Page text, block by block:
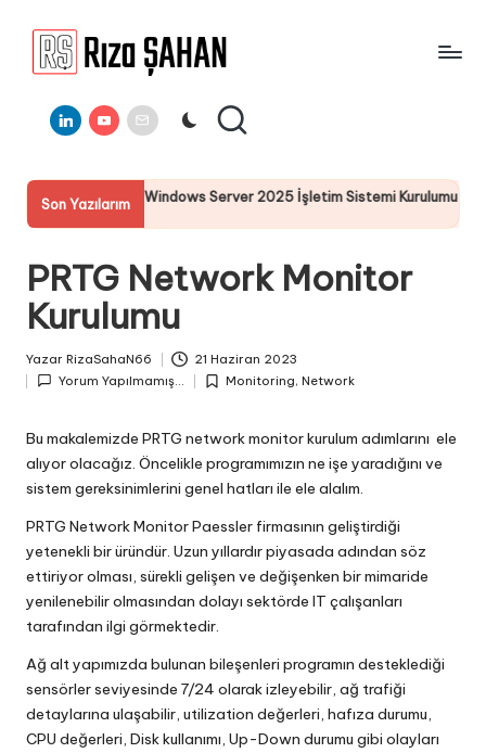
a
Ş
A
H
A
N
Bilgi
Paylaşım
LinkedinYoutube
E-
Mail
Son Yazılarım
Server 2025 İşletim Sistemi Kurulumu Server 2025
19 Temmuz 2025
PRTG Network Monitor
Kurulumu
by
Yazar RizaSahaN66
21 Haziran 2023
Yorum Yapılmamış...
Posted
Monitoring,Network
Bu makalemizde PRTG network monitor kurulum adımlarını ele
alıyor olacağız. Öncelikle programımızın ne işe yaradığını ve
sistem gereksinimlerini genel hatları ile ele alalım.
PRTG Network Monitor Paessler firmasının geliştirdiği
yetenekli bir üründür. Uzun yıllardır piyasada adından söz
ettiriyor olması, sürekli gelişen ve değişenken bir mimaride
yenilenebilir olmasından dolayı sektörde IT çalışanları
tarafından ilgi görmektedir.
Ağ alt yapımızda bulunan bileşenleri programın desteklediği
sensörler seviyesinde 7/24 olarak izleyebilir, ağ trafiği
detaylarına ulaşabilir, utilization değerleri, hafıza durumu,
CPU değerleri, Disk kullanımı, Up-Down durumu gibi olayları